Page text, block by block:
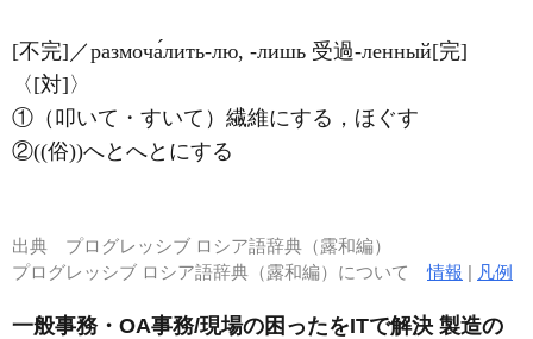
[不完]／размоча́лить-лю, -лишь 受過-ленный[完]
〈[対]〉
①（叩いて・すいて）繊維にする，ほぐす
②((俗))へとへとにする
出典 プログレッシブ ロシア語辞典（露和編）
プログレッシブ ロシア語辞典（露和編）について情報 | 凡例
一般事務・OA事務/現場の困ったをITで解決 製造の